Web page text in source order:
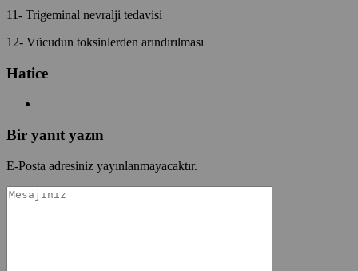
11- Trigeminal nevralji tedavisi
12- Vücudun toksinlerden arındırılması
Hatice
Bir yanıt yazın
E-Posta adresiniz yayınlanmayacaktır.